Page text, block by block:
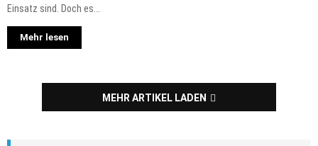
Einsatz sind. Doch es...
Mehr lesen
MEHR ARTIKEL LADEN